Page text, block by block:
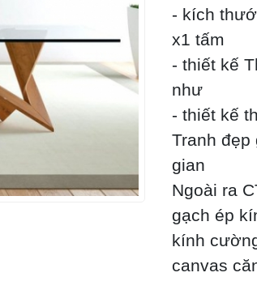
- kích
x1 tấm
- thiết kế
như
- thiết kế
Tranh
gian
Ngoài ra
gạch ép
kính
canvas